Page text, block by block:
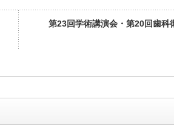
第23回学術講演会・第20回歯科